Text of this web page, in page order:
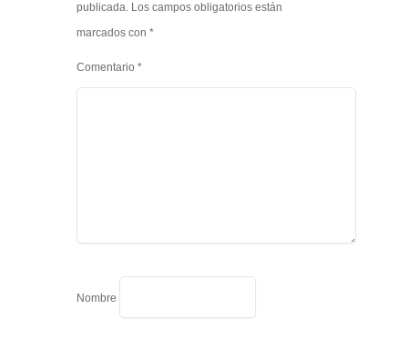
publicada. Los campos obligatorios están
marcados con *
Comentario *
Nombre